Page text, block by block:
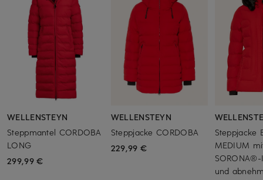
WELLENSTEYN
Steppmantel CORDOBA
LONG
299,99 €
WELLENSTEYN
Steppjacke CORDOBA
229,99 €
Steppjacke
MEDIUM
und